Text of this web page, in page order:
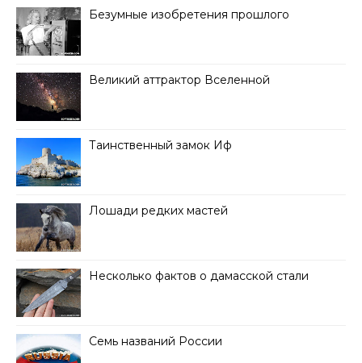
Безумные изобретения прошлого
Великий аттрактор Вселенной
Таинственный замок Иф
Лошади редких мастей
Несколько фактов о дамасской стали
Семь названий России